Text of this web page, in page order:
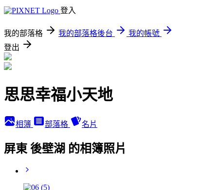
登入
我的部落格 我的部落格後台
我的帳號
登出
思思幸福小天地
相簿 部落格 名片
屏東 後壁湖 的相簿照片